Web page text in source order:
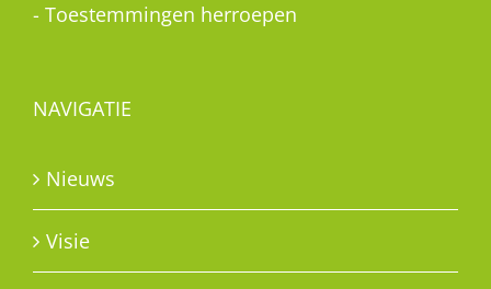
- Toestemmingen herroepen
NAVIGATIE
Nieuws
Visie